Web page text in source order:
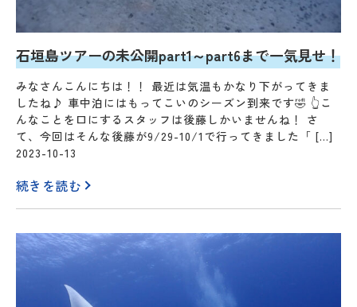
石垣島ツアーの未公開part1～part6まで一気見せ！
みなさんこんにちは！！ 最近は気温もかなり下がってきま
したね♪ 車中泊にはもってこいのシーズン到来です🤣 👆こ
んなことを口にするスタッフは後藤しかいませんね！ さ
て、今回はそんな後藤が9/29-10/1で行ってきました「 […]
2023-10-13
続きを読む